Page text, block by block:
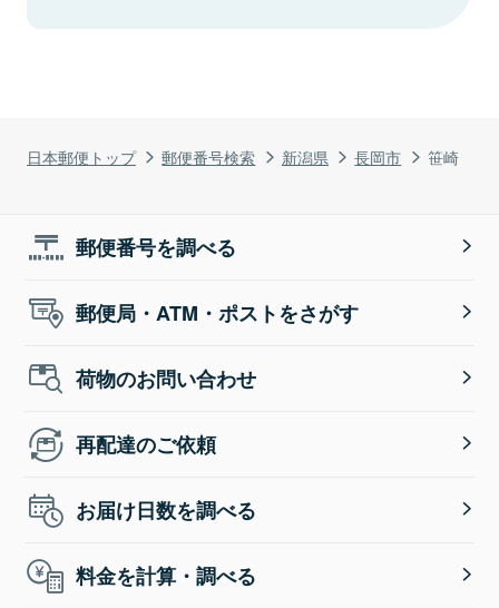
日本郵便トップ 郵便番号検索 新潟県 長岡市 笹崎
郵便番号を調べる
郵便局・ATM・ポストをさがす
荷物のお問い合わせ
再配達のご依頼
お届け日数を調べる
料金を計算・調べる